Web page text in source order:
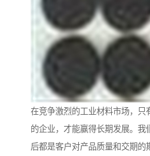
在竞争激烈的工业材料市场，只
的企业，才能赢得长期发展。我
后都是客户对产品质量和交期的